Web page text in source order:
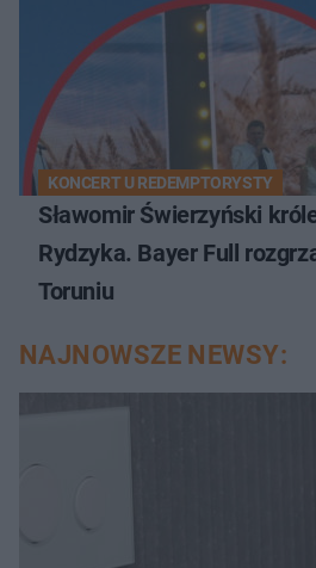
KONCERT U REDEMPTORYSTY
Sławomir Świerzyński
Rydzyka. Bayer Full
Toruniu
NAJNOWSZE NEWSY: